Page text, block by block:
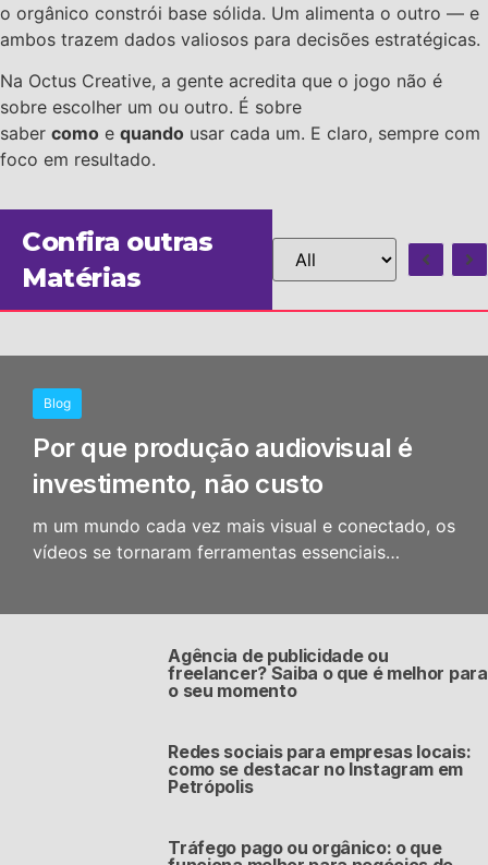
o orgânico constrói base sólida. Um alimenta o outro — e
ambos trazem dados valiosos para decisões estratégicas.
Na Octus Creative, a gente acredita que o jogo não é
sobre escolher um ou outro. É sobre
saber como e quando usar cada um. E claro, sempre com
foco em resultado.
Confira outras
Matérias
Blog
Por que produção audiovisual é
investimento, não custo
m um mundo cada vez mais visual e conectado, os
vídeos se tornaram ferramentas essenciais…
Agência de publicidade ou
freelancer? Saiba o que é melhor para
o seu momento
Redes sociais para empresas locais:
como se destacar no Instagram em
Petrópolis
Tráfego pago ou orgânico: o que